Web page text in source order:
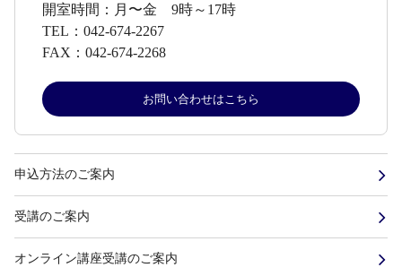
開室時間： 月〜金 9時～17時
TEL： 042-674-2267
FAX： 042-674-2268
お問い合わせはこちら
申込方法のご案内
受講のご案内
オンライン講座受講のご案内